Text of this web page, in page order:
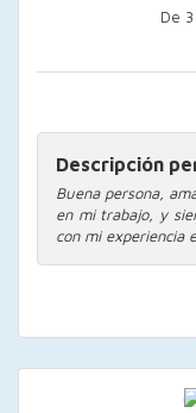
De
Descripción
Buena persona,
en mi trabajo, y
con mi experiencia